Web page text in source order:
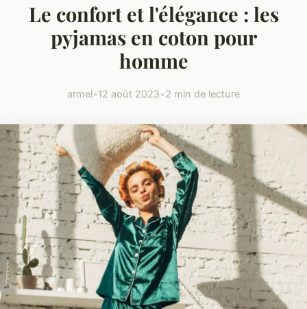
Le confort et l'élégance : les
pyjamas en coton pour
homme
armel•12 août 2023•2 min de lecture